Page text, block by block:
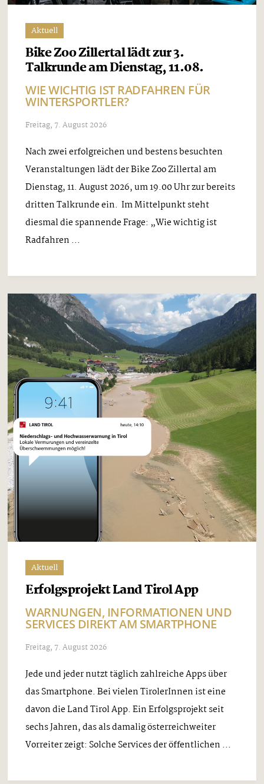
Aktuell
Bike Zoo Zillertal lädt zur 3.
Talkrunde am Dienstag, 11.08.
WIE WICHTIG IST RADFAHREN FÜR
WINTERSPORTLER?
Freitag, 7. August 2026
Nach zwei erfolgreichen und bestens besuchten
Veranstaltungen lädt der Bike Zoo Zillertal am
Dienstag, 11. August 2026, um 19.00 Uhr zur bereits
dritten Talkrunde ein. Im Mittelpunkt steht
diesmal die spannende Frage: „Wie wichtig ist
Radfahren ...
Aktuell
Erfolgsprojekt Land Tirol App
WARNUNGEN, INFORMATIONEN UND
SERVICES DIREKT AM SMARTPHONE
Freitag, 7. August 2026
Jede und jeder nutzt täglich zahlreiche Apps über
das Smartphone. Bei vielen TirolerInnen ist eine
davon die Land Tirol App. Ein Erfolgsprojekt seit
sechs Jahren, das als damalig österreichweiter
Vorreiter zeigt: Solche Services der öffentlichen ...